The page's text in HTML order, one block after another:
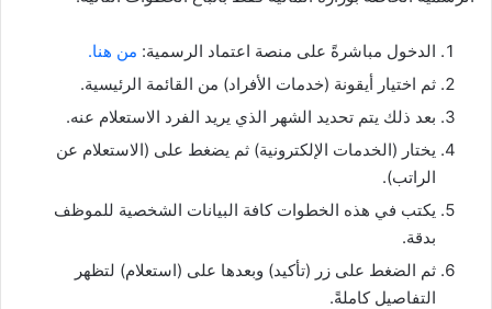
الدخول مباشرةً على منصة اعتماد الرسمية: من هنا.
ثم اختيار أيقونة (خدمات الأفراد) من القائمة الرئيسية.
بعد ذلك يتم تحديد الشهر الذي يريد الفرد الاستعلام عنه.
يختار (الخدمات الإلكترونية) ثم يضغط على (الاستعلام عن
الراتب).
يكتب في هذه الخطوات كافة البيانات الشخصية للموظف
بدقة.
ثم الضغط على زر (تأكيد) وبعدها على (استعلام) لتظهر
التفاصيل كاملةً.